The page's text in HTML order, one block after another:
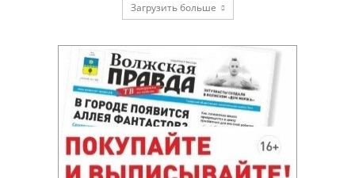
Загрузить больше